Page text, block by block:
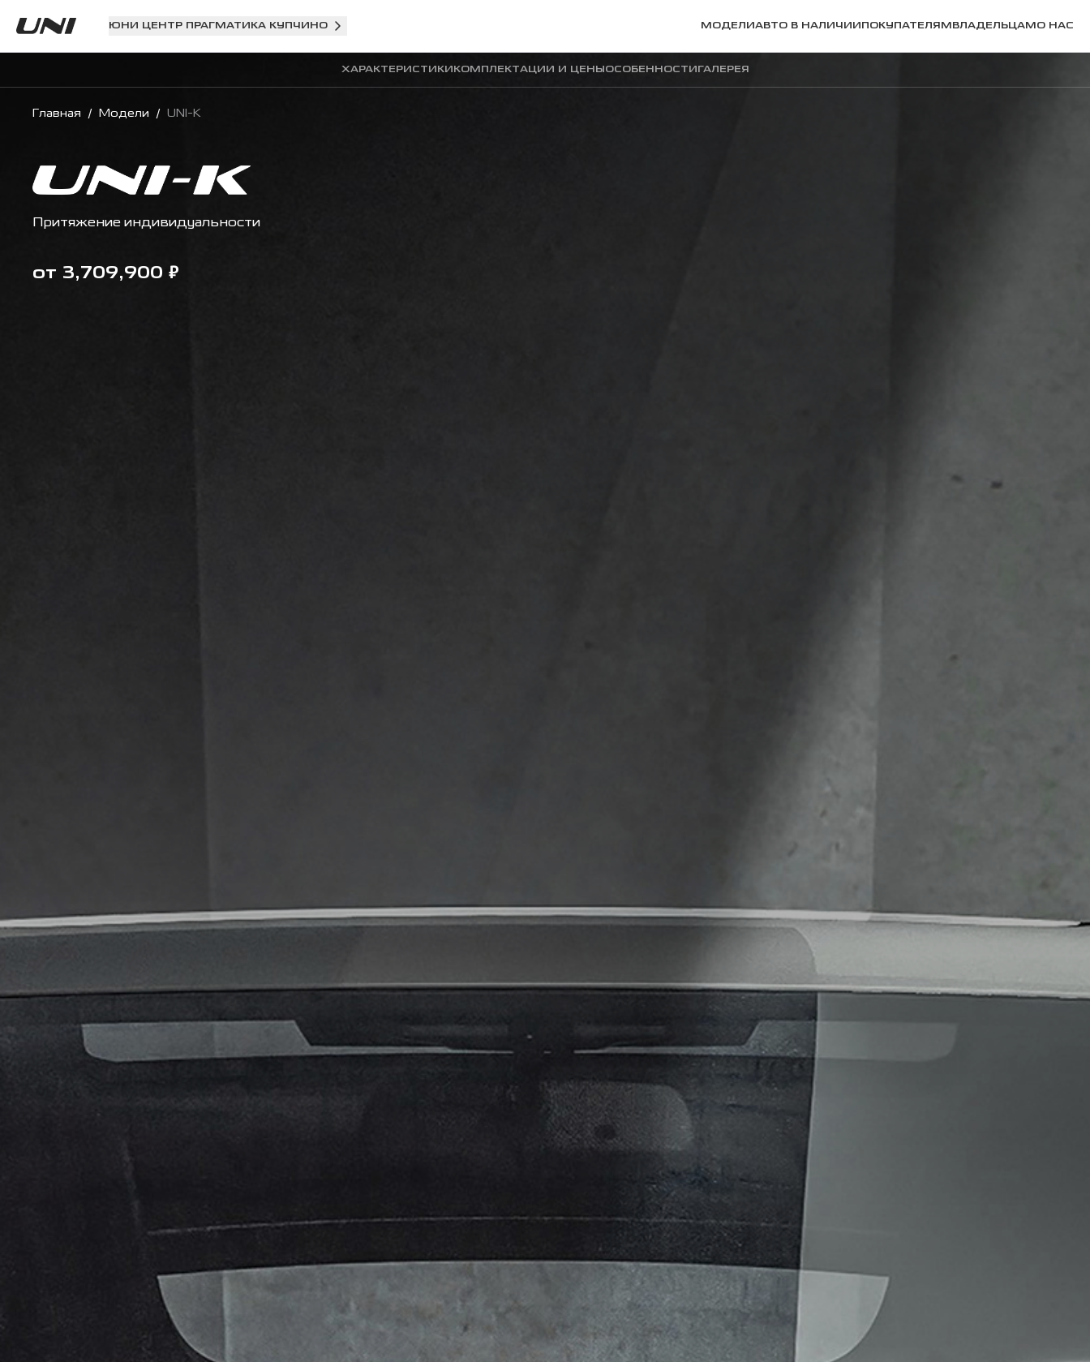
ЮНИ ЦЕНТР ПРАГМАТИКА КУПЧИНО МОДЕЛИАВТО В НАЛИЧИИПОКУПАТЕЛЯМВЛАДЕЛЬЦАМО НАС
ХАРАКТЕРИСТИКИКОМПЛЕКТАЦИИ И ЦЕНЫОСОБЕННОСТИГАЛЕРЕЯ
Главная / Модели / UNI-K
Притяжение индивидуальности
от 3,709,900 ₽